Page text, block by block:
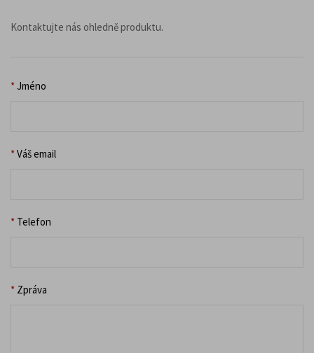
Kontaktujte nás ohledně produktu.
*Jméno
*Váš email
* Telefon
* Zpráva